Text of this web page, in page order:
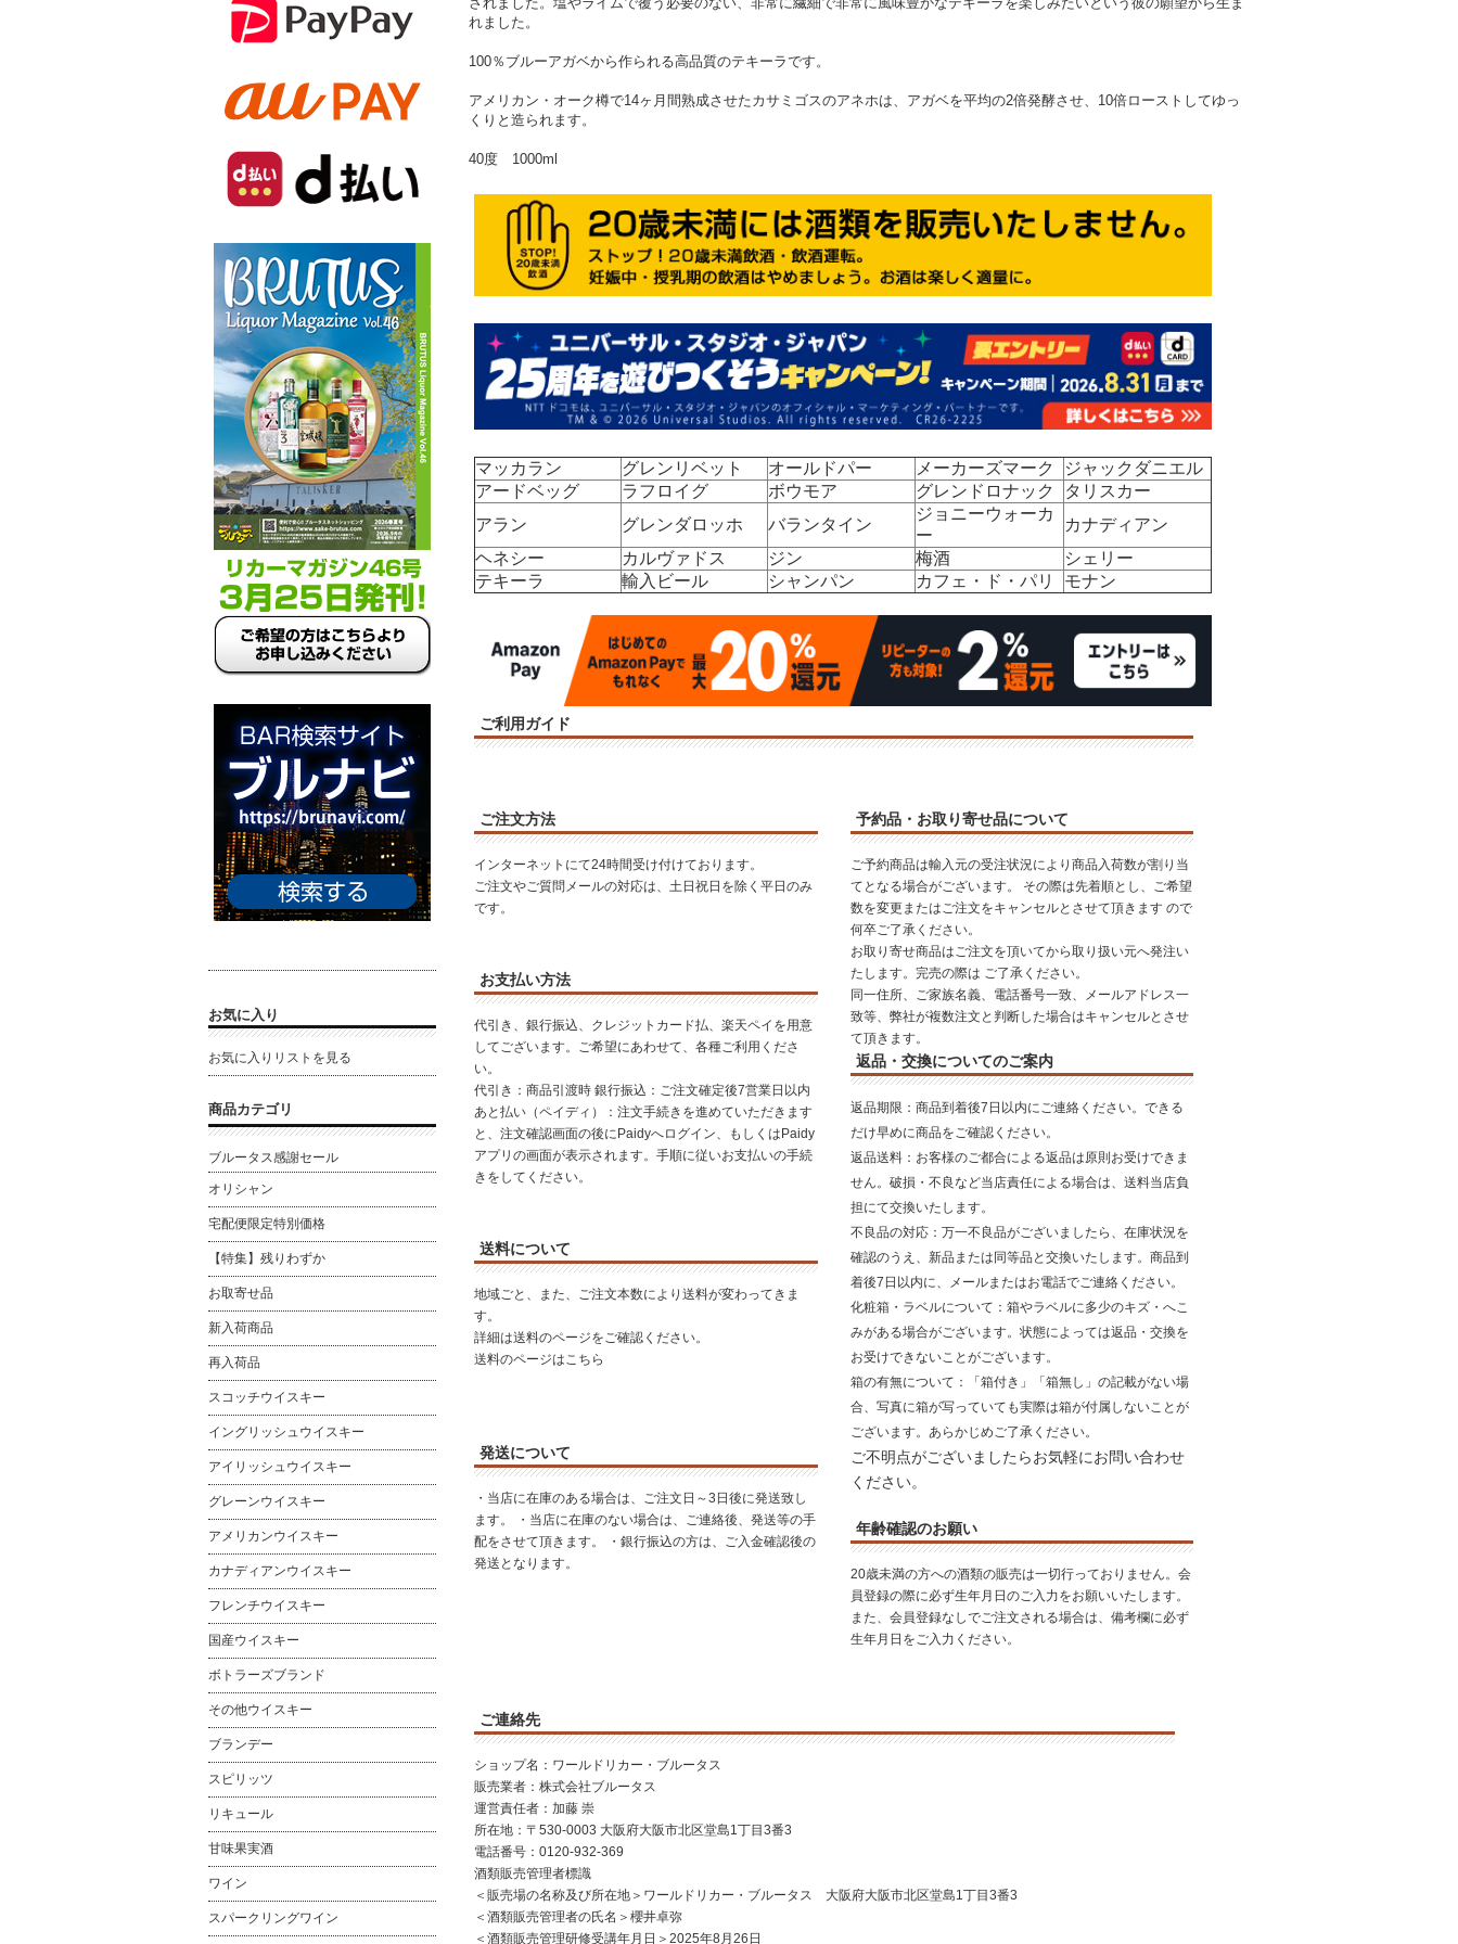
れました。
100％ブルーアガベから作られる高品質のテキーラです。
アメリカン・オーク樽で14ヶ月間熟成させたカサミゴスのアネホは、アガベを平均の2倍発酵させ、10倍ローストしてゆっ
くりと造られます。
40度 1000ml
マッカラン グレンリベット オールドパー メーカーズマーク
ジャックダニエル
アードベッグ
ラフロイグ ボウモア グレンドロナック
タリスカー
アラン
グレンダロッホ バランタイン
ジョニーウォーカ
ー
カナディアン
ヘネシー
カルヴァドス ジン 梅酒
シェリー
テキーラ
輸入ビール シャンパン カフェ・ド・パリ モナン
ご利用ガイド
ご注文方法
インターネットにて24時間受け付けております。
ご注文やご質問メールの対応は、土日祝日を除く平日のみ
です。
お支払い方法
代引き、銀行振込、クレジットカード払、楽天ペイを用意
してございます。ご希望にあわせて、各種ご利用くださ
い。
代引き：商品引渡時 銀行振込：ご注文確定後7営業日以内
あと払い（ペイディ）：注文手続きを進めていただきます
と、注文確認画面の後にPaidyへログイン、もしくはPaidy
アプリの画面が表示されます。手順に従いお支払いの手続
きをしてください。
送料について
地域ごと、また、ご注文本数により送料が変わってきま
す。
詳細は送料のページをご確認ください。
送料のページはこちら
発送について
・当店に在庫のある場合は、ご注文日～3日後に発送致し
ます。 ・当店に在庫のない場合は、ご連絡後、発送等の手
配をさせて頂きます。 ・銀行振込の方は、ご入金確認後の
発送となります。
予約品・お取り寄せ品について
ご予約商品は輸入元の受注状況により商品入荷数が割り当
てとなる場合がございます。 その際は先着順とし、ご希望
数を変更またはご注文をキャンセルとさせて頂きます ので
何卒ご了承ください。
お取り寄せ商品はご注文を頂いてから取り扱い元へ発注い
たします。完売の際は ご了承ください。
同一住所、ご家族名義、電話番号一致、メールアドレス一
致等、弊社が複数注文と判断した場合はキャンセルとさせ
て頂きます。
返品・交換についてのご案内
返品期限 ：商品到着後7日以内にご連絡ください。できる
だけ早めに商品をご確認ください。
返品送料：お客様のご都合による返品は原則お受けできま
せん。破損・不良など当店責任による場合は、送料当店負
担にて交換いたします。
不良品の対応：万一不良品がございましたら、在庫状況を
確認のうえ、新品または同等品と交換いたします。商品到
着後7日以内に、メールまたはお電話でご連絡ください。
化粧箱・ラベルについて ：箱やラベルに多少のキズ・へこ
みがある場合がございます。状態によっては返品・交換を
お受けできないことがございます。
箱の有無について ：「箱付き」「箱無し」の記載がない場
合、写真に箱が写っていても実際は箱が付属しないことが
ございます。あらかじめご了承ください。
ご不明点がございましたらお気軽にお問い合わせ
ください。
年齢確認のお願い
20歳未満の方への酒類の販売は一切行っておりません。会
員登録の際に必ず生年月日のご入力をお願いいたします。
また、会員登録なしでご注文される場合は、備考欄に必ず
生年月日をご入力ください。
ご連絡先
ショップ名：ワールドリカー・ブルータス
販売業者：株式会社ブルータス
運営責任者：加藤 崇
所在地：〒530-0003 大阪府大阪市北区堂島1丁目3番3
電話番号：0120-932-369
酒類販売管理者標識
＜販売場の名称及び所在地＞ワールドリカー・ブルータス 大阪府大阪市北区堂島1丁目3番3
＜酒類販売管理者の氏名＞櫻井卓弥
＜酒類販売管理研修受講年月日＞2025年8月26日
お気に入り
お気に入りリストを見る
商品カテゴリ
ブルータス感謝セール
オリシャン
宅配便限定特別価格
【特集】残りわずか
お取寄せ品
新入荷商品
再入荷品
スコッチウイスキー
イングリッシュウイスキー
アイリッシュウイスキー
グレーンウイスキー
アメリカンウイスキー
カナディアンウイスキー
フレンチウイスキー
国産ウイスキー
ボトラーズブランド
その他ウイスキー
ブランデー
スピリッツ
リキュール
甘味果実酒
ワイン
スパークリングワイン